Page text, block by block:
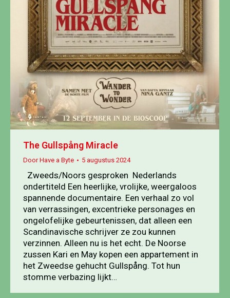
The Gullspång Miracle
DoorHave a Byte 5 augustus 2024
Zweeds/Noors gesproken Nederlands
ondertiteld Een heerlijke, vrolijke, weergaloos
spannende documentaire. Een verhaal zo vol
van verrassingen, excentrieke personages en
ongelofelijke gebeurtenissen, dat alleen een
Scandinavische schrijver ze zou kunnen
verzinnen. Alleen nu is het echt. De Noorse
zussen Kari en May kopen een appartement in
het Zweedse gehucht Gullspång. Tot hun
stomme verbazing lijkt…